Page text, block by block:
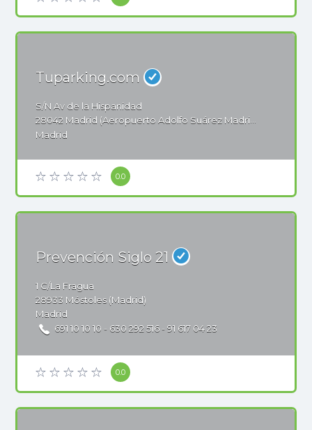
Tuparking.com
S/N Av de la Hispanidad
28042 Madrid (Aeropuerto Adolfo Suárez Madrid - Barajas)
Madrid
0.0
Prevención Siglo 21
1 C/La Fragua
28933 Móstoles (Madrid)
Madrid
691 10 10 10 - 630 292 516 - 91 617 04 23
0.0